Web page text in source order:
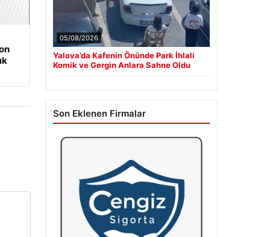
05/08/2026
Yalova’da Kafenin Önünde Park İhlali
Komik ve Gergin Anlara Sahne Oldu
Son Eklenen Firmalar